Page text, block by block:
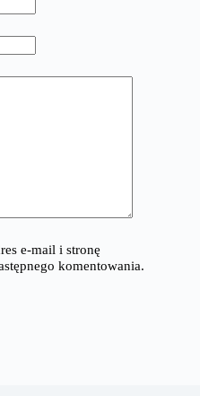
e-mail i stronę
komentowania.